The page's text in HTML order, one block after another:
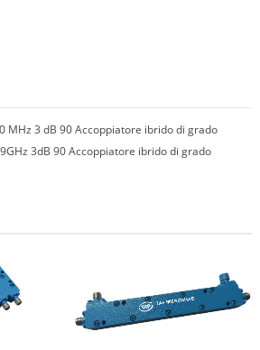
MHz 3 dB 90 Accoppiatore ibrido di grado
3dB 90 Accoppiatore ibrido di grado